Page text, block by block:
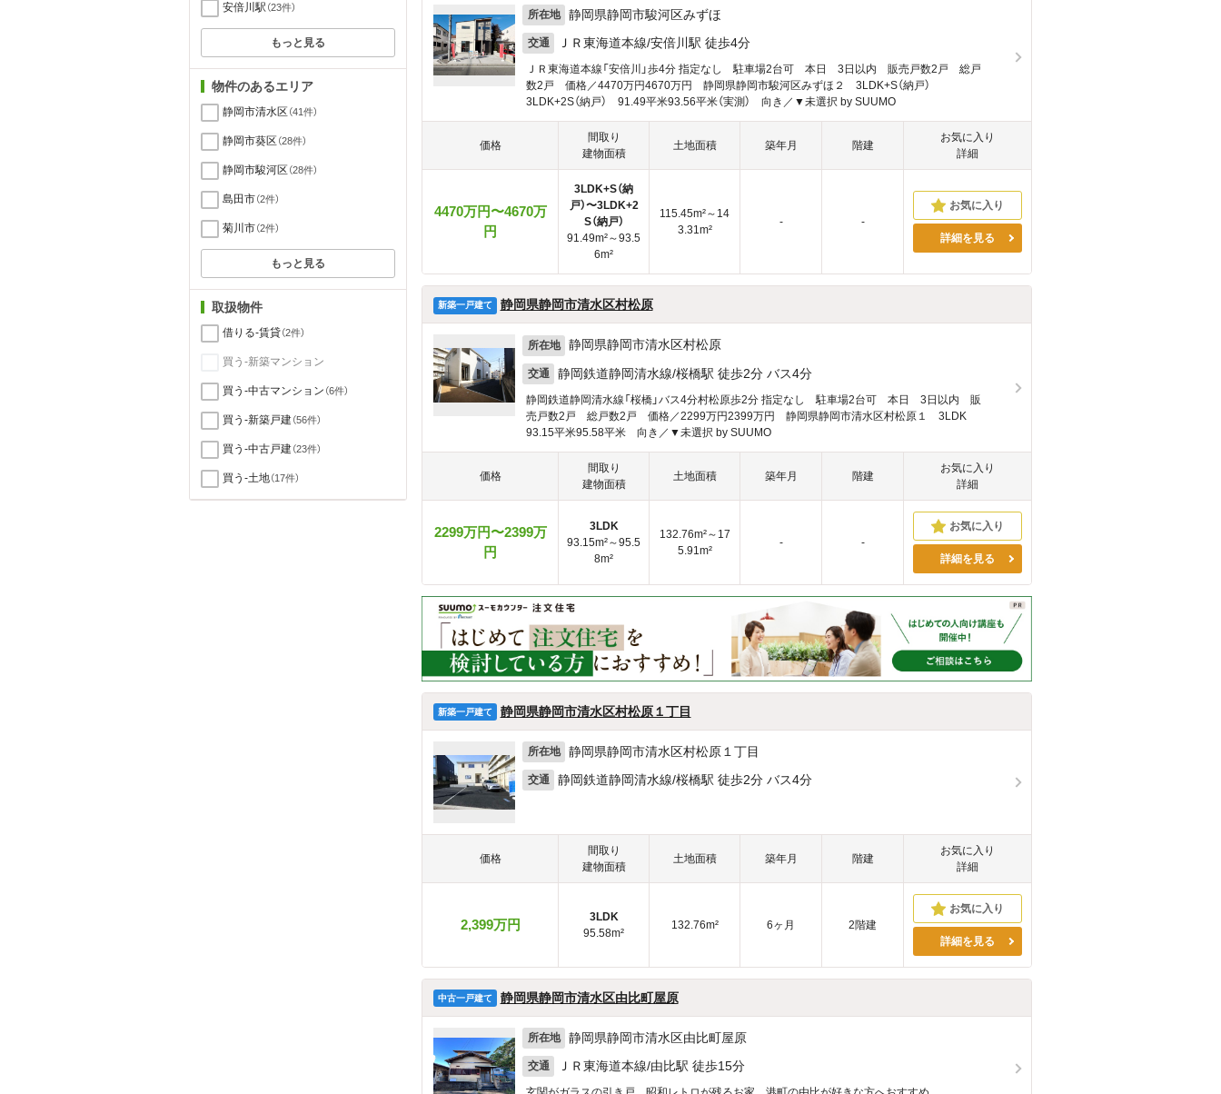
所在地 静岡県静岡市駿河区みずほ
交通 ＪＲ東海道本線/安倍川駅 徒歩4分
ＪＲ東海道本線「安倍川」歩4分 指定なし 駐車場2台可 本日 3日以内 販売戸数2戸 総戸
数2戸 価格／4470万円4670万円 静岡県静岡市駿河区みずほ２ 3LDK+S（納戸）
3LDK+2S（納戸） 91.49平米93.56平米（実測） 向き／▼未選択 by SUUMO
価格
間取り
建物面積
土地面積 築年月 階建
お気に入り
詳細
4470万円〜4670万
円
3LDK+S（納
戸）〜3LDK+2
S（納戸）
91.49m²～93.5
6m²
115.45m²～14
3.31m²
-
-
詳細を見る
新築一戸建て 静岡県静岡市清水区村松原
所在地 静岡県静岡市清水区村松原
交通 静岡鉄道静岡清水線/桜橋駅 徒歩2分 バス4分
静岡鉄道静岡清水線「桜橋」バス4分村松原歩2分 指定なし 駐車場2台可 本日 3日以内 販
売戸数2戸 総戸数2戸 価格／2299万円2399万円 静岡県静岡市清水区村松原１ 3LDK
93.15平米95.58平米 向き／▼未選択 by SUUMO
価格
間取り
建物面積
土地面積 築年月 階建
お気に入り
詳細
2299万円〜2399万
円
3LDK
93.15m²～95.5
8m²
132.76m²～17
5.91m²
-
-
詳細を見る
新築一戸建て 静岡県静岡市清水区村松原１丁目
所在地 静岡県静岡市清水区村松原１丁目
交通 静岡鉄道静岡清水線/桜橋駅 徒歩2分 バス4分
価格
間取り
建物面積
土地面積 築年月 階建
お気に入り
詳細
2,399万円
3LDK
95.58m²
132.76m² 6ヶ月
2階建
詳細を見る
中古一戸建て 静岡県静岡市清水区由比町屋原
所在地 静岡県静岡市清水区由比町屋原
交通 ＪＲ東海道本線/由比駅 徒歩15分
安倍川駅 （23件）
もっと見る
物件のあるエリア
静岡市清水区 （41件）
静岡市葵区 （28件）
静岡市駿河区 （28件）
島田市（2件）
菊川市（2件）
もっと見る
取扱物件
借りる-賃貸（2件）
買う-新築マンション
買う-中古マンション （6件）
買う-新築戸建（56件）
買う-中古戸建（23件）
買う-土地（17件）